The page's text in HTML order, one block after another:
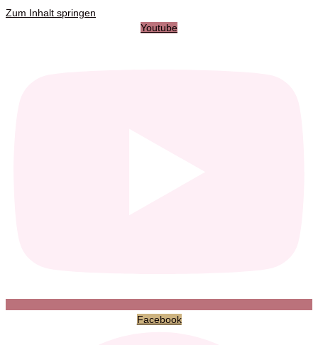
Zum Inhalt springen
Youtube
Facebook